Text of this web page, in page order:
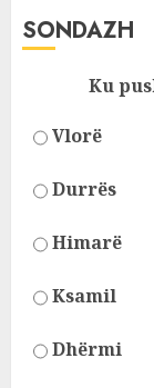
SONDAZH
Ku
Vlorë
Durrës
Himarë
Ksamil
Dhërmi